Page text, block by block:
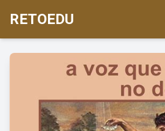
RETOEDU